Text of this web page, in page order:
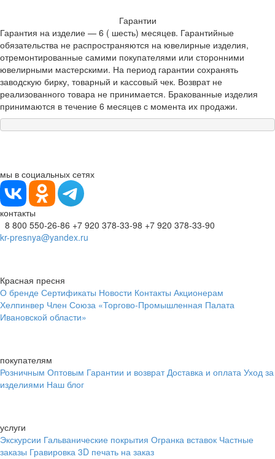
Гарантии
Гарантия на изделие — 6 ( шесть) месяцев. Гарантийные
обязательства не распространяются на ювелирные изделия,
отремонтированные самими покупателями или сторонними
ювелирными мастерскими. На период гарантии сохранять
заводскую бирку, товарный и кассовый чек. Возврат не
реализованного товара не принимается. Бракованные изделия
принимаются в течение 6 месяцев с момента их продажи.
мы в социальных сетях
контакты
8 800 550-26-86 +7 920 378-33-98 +7 920 378-33-90
kr-presnya@yandex.ru
Красная пресня
О бренде Сертификаты Новости Контакты Акционерам
Хелпинвер Член Союза «Торгово-Промышленная Палата
Ивановской области»
покупателям
Розничным Оптовым Гарантии и возврат Доставка и оплата Уход за
изделиями Наш блог
услуги
Экскурсии Гальванические покрытия Огранка вставок Частные
заказы Гравировка 3D печать на заказ